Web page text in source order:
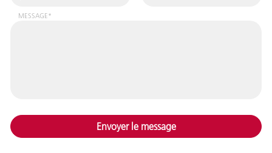
MESSAGE*
Envoyer le message